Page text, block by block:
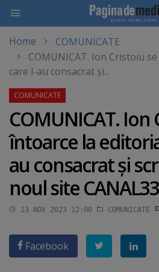
main
content
Home
COMUNICATE
COMUNICAT. Ion Cristoiu
care l-au consacrat şi...
COMUNICAT. Ion
întoarce la
au consacrat şi
noul site
13 NOV 2023 12:00 COMUNICATE
Facebook